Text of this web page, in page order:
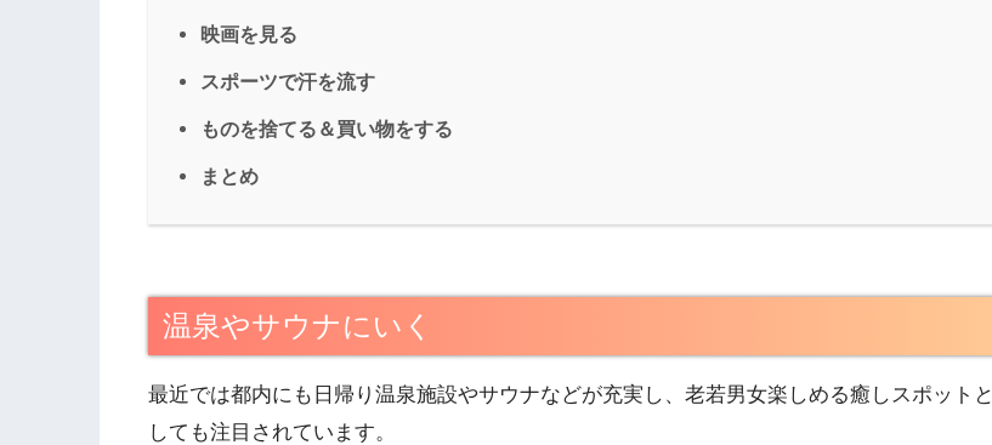
映画を見る
スポーツで汗を流す
ものを捨てる＆買い物をする
まとめ
温泉やサウナにいく
最近では都内にも日帰り温泉施設やサウナなどが充実し、老若男女楽しめる癒しスポットと
しても注目されています。